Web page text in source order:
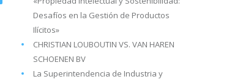
Desafíos en la Gestión de Productos
Ilícitos»
CHRISTIAN LOUBOUTIN VS. VAN HAREN
SCHOENEN BV
La Superintendencia de Industria y